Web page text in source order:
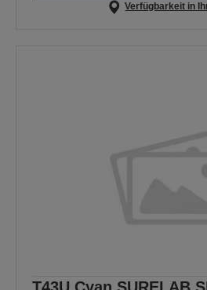
Verfügbarkeit in